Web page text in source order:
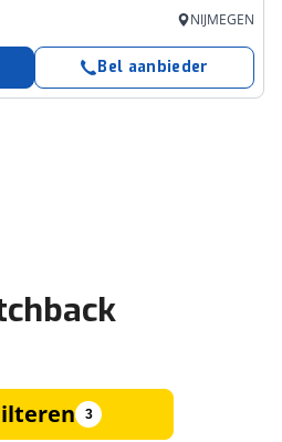
NIJMEGEN
Bel aanbieder
3